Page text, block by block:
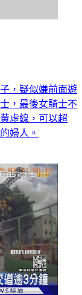
，疑似嫌前面遊
，最後女騎士不
虛線，可以超
婦人。